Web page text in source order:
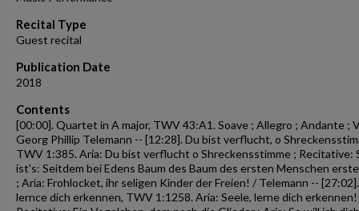
minutes,
3
seconds Volume
90%
Recital Type
Guest recital
Publication Date
2018
Contents
[00:00]. Quartet in A major, TWV 43:A1. Soave ; Allegro ; Andante ;
Georg Phillip Telemann -- [12:28]. Du bist verflucht, o
TWV 1:385. Aria: Du bist verflucht o Shreckensstimme ; Recitative:
ist's: Seitdem bei Edens Baum des Baum des ersten Menschen
; Aria: Frohlocket, ihr seligen Kinder der Freien! / Telemann --
lernce dich erkennen, TWV 1:1258. Aria: Seele, lerne dich erkennen!